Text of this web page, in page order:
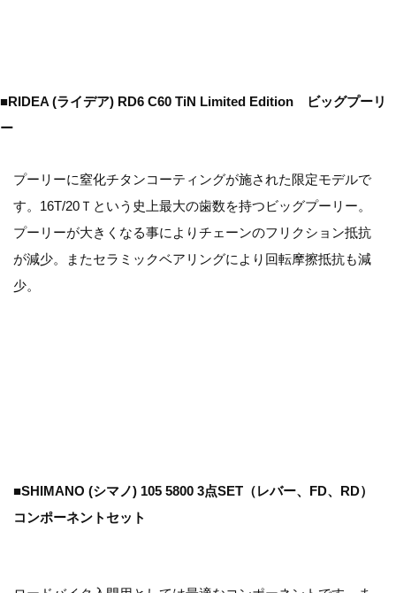
■RIDEA (ライデア) RD6 C60 TiN Limited Edition ビッグプーリ
ー
プーリーに窒化チタンコーティングが施された限定モデルで
す。16T/20Ｔという史上最大の歯数を持つビッグプーリー。
プーリーが大きくなる事によりチェーンのフリクション抵抗
が減少。またセラミックベアリングにより回転摩擦抵抗も減
少。
■SHIMANO (シマノ) 105 5800 3点SET（レバー、FD、RD）
コンポーネントセット